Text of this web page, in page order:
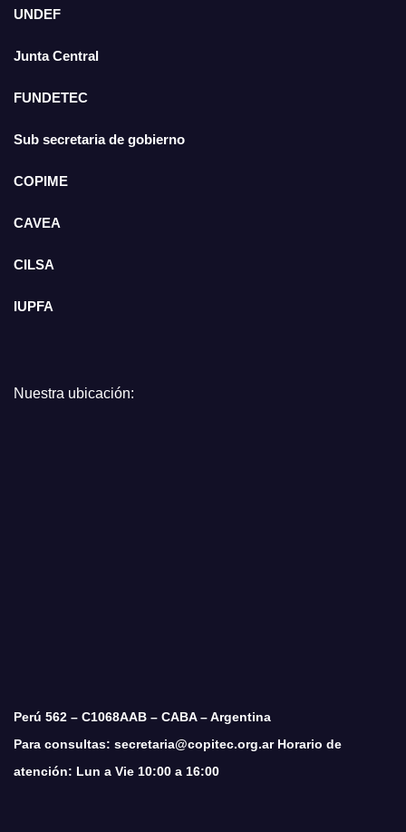
UNDEF
Junta Central
FUNDETEC
Sub secretaria de gobierno
COPIME
CAVEA
CILSA
IUPFA
Nuestra ubicación:
Perú 562 – C1068AAB – CABA – Argentina
Para consultas: secretaria@copitec.org.ar Horario de
atención: Lun a Vie 10:00 a 16:00